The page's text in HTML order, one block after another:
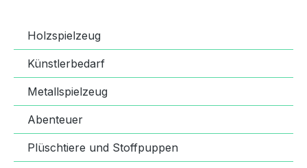
Holzspielzeug
Künstlerbedarf
Metallspielzeug
Abenteuer
Plüschtiere und Stoffpuppen